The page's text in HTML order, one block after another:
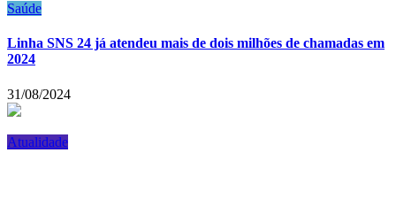
Saúde
Linha SNS 24 já atendeu mais de dois milhões de chamadas em
2024
31/08/2024
Atualidade